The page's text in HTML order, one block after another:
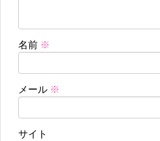
名前 ※
メール ※
サイト